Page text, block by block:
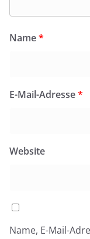
Name*
E-Mail-Adresse*
Website
Name, E-Mail-